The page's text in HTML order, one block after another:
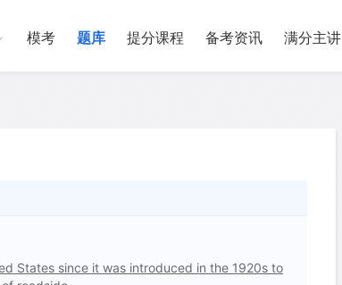
模考 题库 提分课程 备考资讯 满分主讲
States since it was introduced in the 1920s to